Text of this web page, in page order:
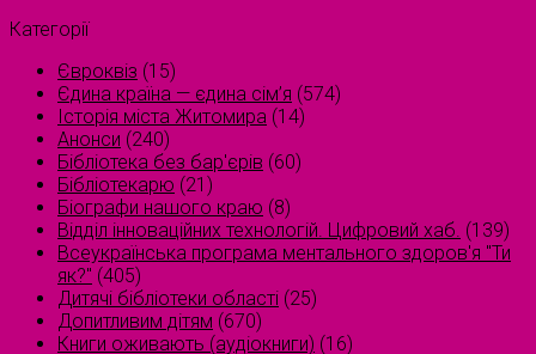
Категорії
Євроквіз (15)
Єдина країна — єдина сім’я (574)
Історія міста Житомира (14)
Анонси (240)
Бібліотека без бар'єрів (60)
Бібліотекарю (21)
Біографи нашого краю (8)
Відділ інноваційних технологій. Цифровий хаб. (139)
Всеукраїнська програма ментального здоров'я "Ти
як?" (405)
Дитячі бібліотеки області (25)
Допитливим дітям (670)
Книги оживають (аудіокниги) (16)